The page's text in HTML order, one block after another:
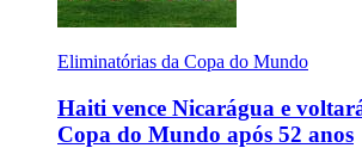
Eliminatórias da Copa do Mundo
Haiti vence Nicarágua e
Copa do Mundo após 52 anos